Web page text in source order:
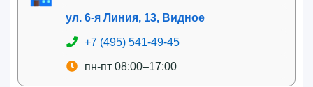
ул. 6-я Линия, 13, Видное
+7 (495) 541-49-45
пн-пт 08:00–17:00